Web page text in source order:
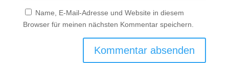
Name, E-Mail-Adresse und Website in diesem
Browser für meinen nächsten Kommentar speichern.